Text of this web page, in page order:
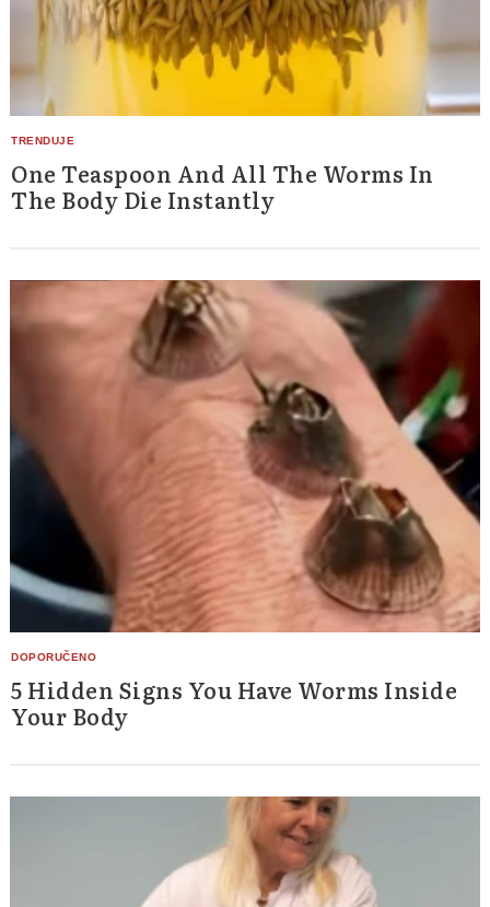
One Teaspoon And All The Worms In
The Body Die Instantly
5 Hidden Signs You Have Worms Inside
Your Body